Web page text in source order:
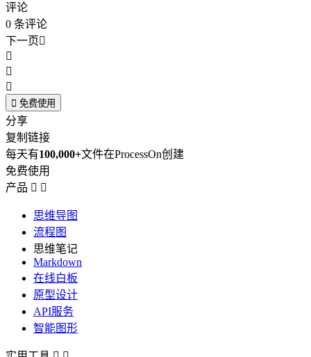
评论
0 条评论
下一页



 免费使用
分享
复制链接
每天有100,000+文件在ProcessOn创建
免费使用
产品  
思维导图
流程图
思维笔记
Markdown
在线白板
原型设计
API服务
智能图形